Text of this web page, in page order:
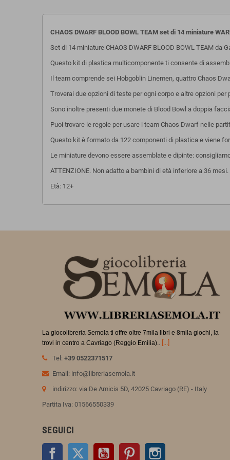
CHAOS DWARF BLOOD BOWL TEAM set di 14 miniature
Set di 14 miniature CHAOS DWARF BLOOD BOWL TEAM da
Questo kit di plastica multicomponente ti consente di
Il team comprende sei Hobgoblin Linemen, quattro Chaos
Troverai due opzioni di teste per ogni corpo e altre opzioni per
Sono inoltre presenti due monete di Blood Bowl a doppia
Puoi trovare le regole per usare i team Chaos Dwarf nelle
Questo kit è formato da 122 componenti di plastica e viene
Le miniature devono essere assemblate e dipinte:
ATTENZIONE. Non adatto a bambini di età inferiore a 36
Età: 12+
La giocolibreria Semola ti offre oltre 7mila libri e 8mila giochi, la
trovi in centro a Cavriago (Reggio Emilia).. [...]
Tel: +39 0522371517
Email: info@libreriasemola.it
indirizzo: via De Amicis 5D, 42025 Cavriago (RE) - Italy
Partita Iva: 01566550339
SEGUICI
Facebook Twitter YouTube Pinterest